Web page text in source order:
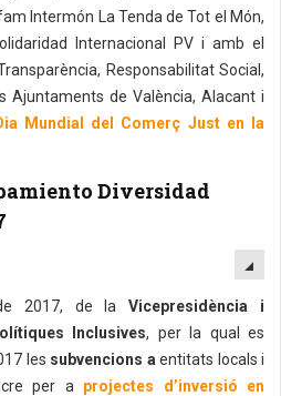
Intermón La Tenda de Tot el Món,
Internacional PV i amb el
Responsabilitat Social,
Ajuntaments de València, Alacant i
Mundial del Comerç Just en la
Diversidad
2017, de la Vicepresidència i
Inclusives, per la qual es
les subvencions a entitats locals i
per a projectes d’inversió en